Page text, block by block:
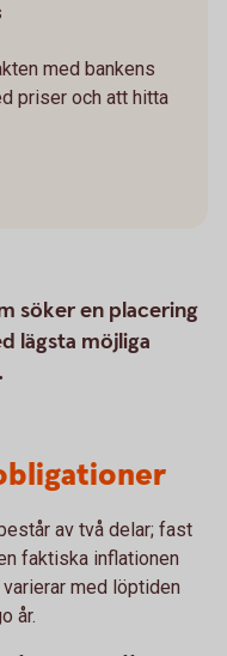
med bankens
priser och att hitta
söker en placering
lägsta möjliga
av två delar; fast
faktiska inflationen
med löptiden
år.